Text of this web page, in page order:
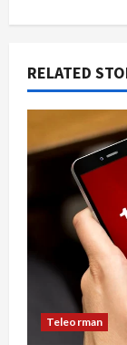
a
i
t
n
RELATED
Teleorman